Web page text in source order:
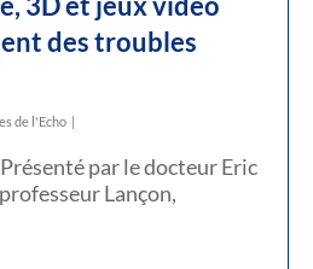
des troubles
de l'Echo
par le docteur Eric
Lançon,